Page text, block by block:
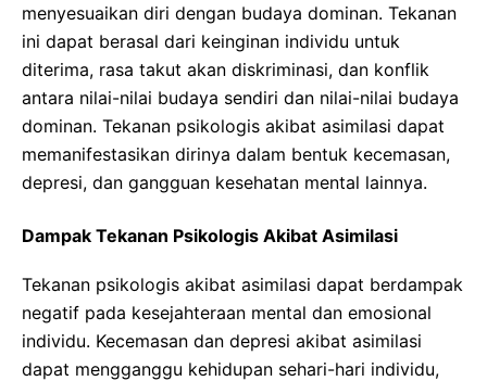
menyesuaikan diri dengan budaya dominan. Tekanan
ini dapat berasal dari keinginan individu untuk
diterima, rasa takut akan diskriminasi, dan konflik
antara nilai-nilai budaya sendiri dan nilai-nilai budaya
dominan. Tekanan psikologis akibat asimilasi dapat
memanifestasikan dirinya dalam bentuk kecemasan,
depresi, dan gangguan kesehatan mental lainnya.
Dampak Tekanan Psikologis Akibat Asimilasi
Tekanan psikologis akibat asimilasi dapat berdampak
negatif pada kesejahteraan mental dan emosional
individu. Kecemasan dan depresi akibat asimilasi
dapat mengganggu kehidupan sehari-hari individu,